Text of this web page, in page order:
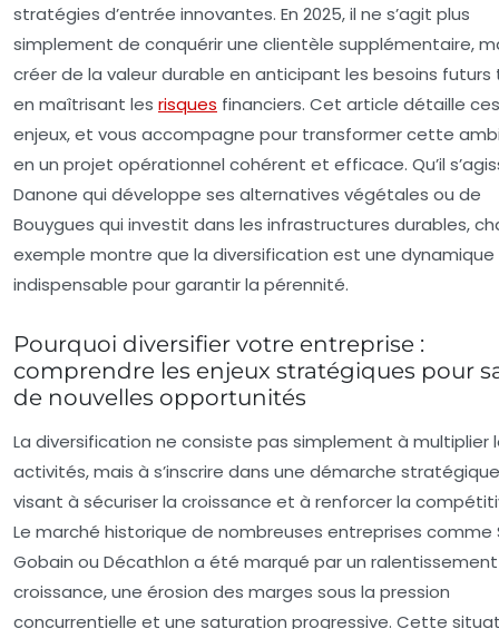
stratégies d’entrée innovantes. En 2025, il ne s’agit plus
simplement de conquérir une clientèle supplémentaire,
créer de la valeur durable en anticipant les besoins
en maîtrisant les risques financiers. Cet article détaille ces
enjeux, et vous accompagne pour transformer cette
en un projet opérationnel cohérent et efficace. Qu’il
Danone qui développe ses alternatives végétales ou de
Bouygues qui investit dans les infrastructures durables,
exemple montre que la diversification est une dynamique
indispensable pour garantir la pérennité.
Pourquoi diversifier votre entreprise :
comprendre les enjeux stratégiques pour
de nouvelles opportunités
La diversification ne consiste pas simplement à multiplier
activités, mais à s’inscrire dans une démarche stratégique
visant à sécuriser la croissance et à renforcer la
Le marché historique de nombreuses entreprises comme
Gobain ou Décathlon a été marqué par un
croissance, une érosion des marges sous la pression
concurrentielle et une saturation progressive. Cette